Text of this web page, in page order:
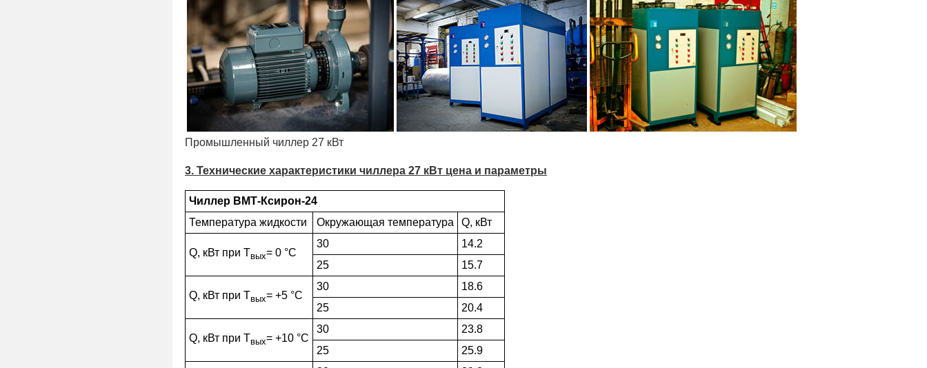
Промышленный чиллер 27 кВт
3. Технические характеристики чиллера 27 кВт цена и параметры
Чиллер ВМТ-Ксирон-24
Температура жидкости
Окружающая температура Q, кВт
Q, кВт при Твых= 0 °С
30
14.2
25
15.7
Q, кВт при Твых= +5 °С
30
18.6
25
20.4
Q, кВт при Твых= +10 °С
30
23.8
25
25.9